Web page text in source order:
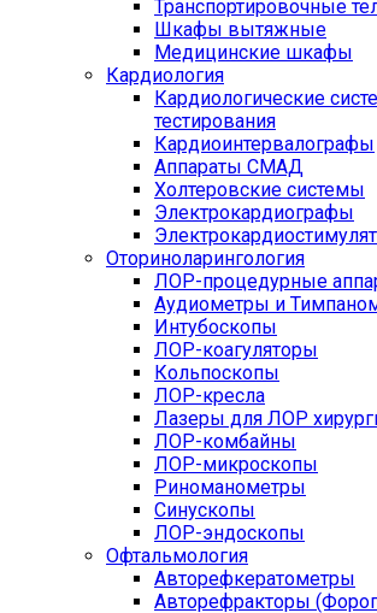
Транспортировочные
Шкафы вытяжные
Медицинские шкафы
Кардиология
Кардиологические
тестирования
Кардиоинтервалографы
Аппараты СМАД
Холтеровские системы
Электрокардиографы
Оториноларингология
ЛОР-процедурные
Аудиометры и
Интубоскопы
ЛОР-коагуляторы
Кольпоскопы
ЛОР-кресла
Лазеры для ЛОР
ЛОР-комбайны
ЛОР-микроскопы
Риноманометры
Синускопы
ЛОР-эндоскопы
Офтальмология
Авторефкератометры
Авторефракторы